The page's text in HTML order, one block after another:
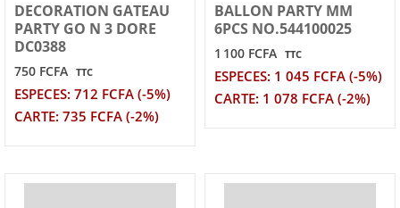
DECORATION GATEAU
PARTY GO N 3 DORE
DC0388
750 FCFA TTC
ESPECES: 712 FCFA (-5%)
CARTE: 735 FCFA (-2%)
BALLON PARTY MM
6PCS NO.544100025
1 100 FCFA TTC
ESPECES: 1 045 FCFA (-5%)
CARTE: 1 078 FCFA (-2%)